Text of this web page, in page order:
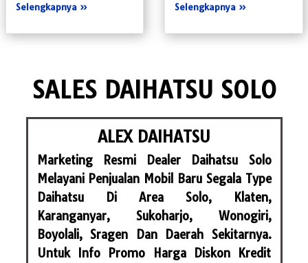
Selengkapnya » Selengkapnya »
SALES DAIHATSU SOLO
ALEX DAIHATSU
Marketing Resmi Dealer Daihatsu Solo
Melayani Penjualan Mobil Baru Segala Type
Daihatsu Di Area Solo, Klaten,
Karanganyar, Sukoharjo, Wonogiri,
Boyolali, Sragen Dan Daerah Sekitarnya.
Untuk Info Promo Harga Diskon Kredit